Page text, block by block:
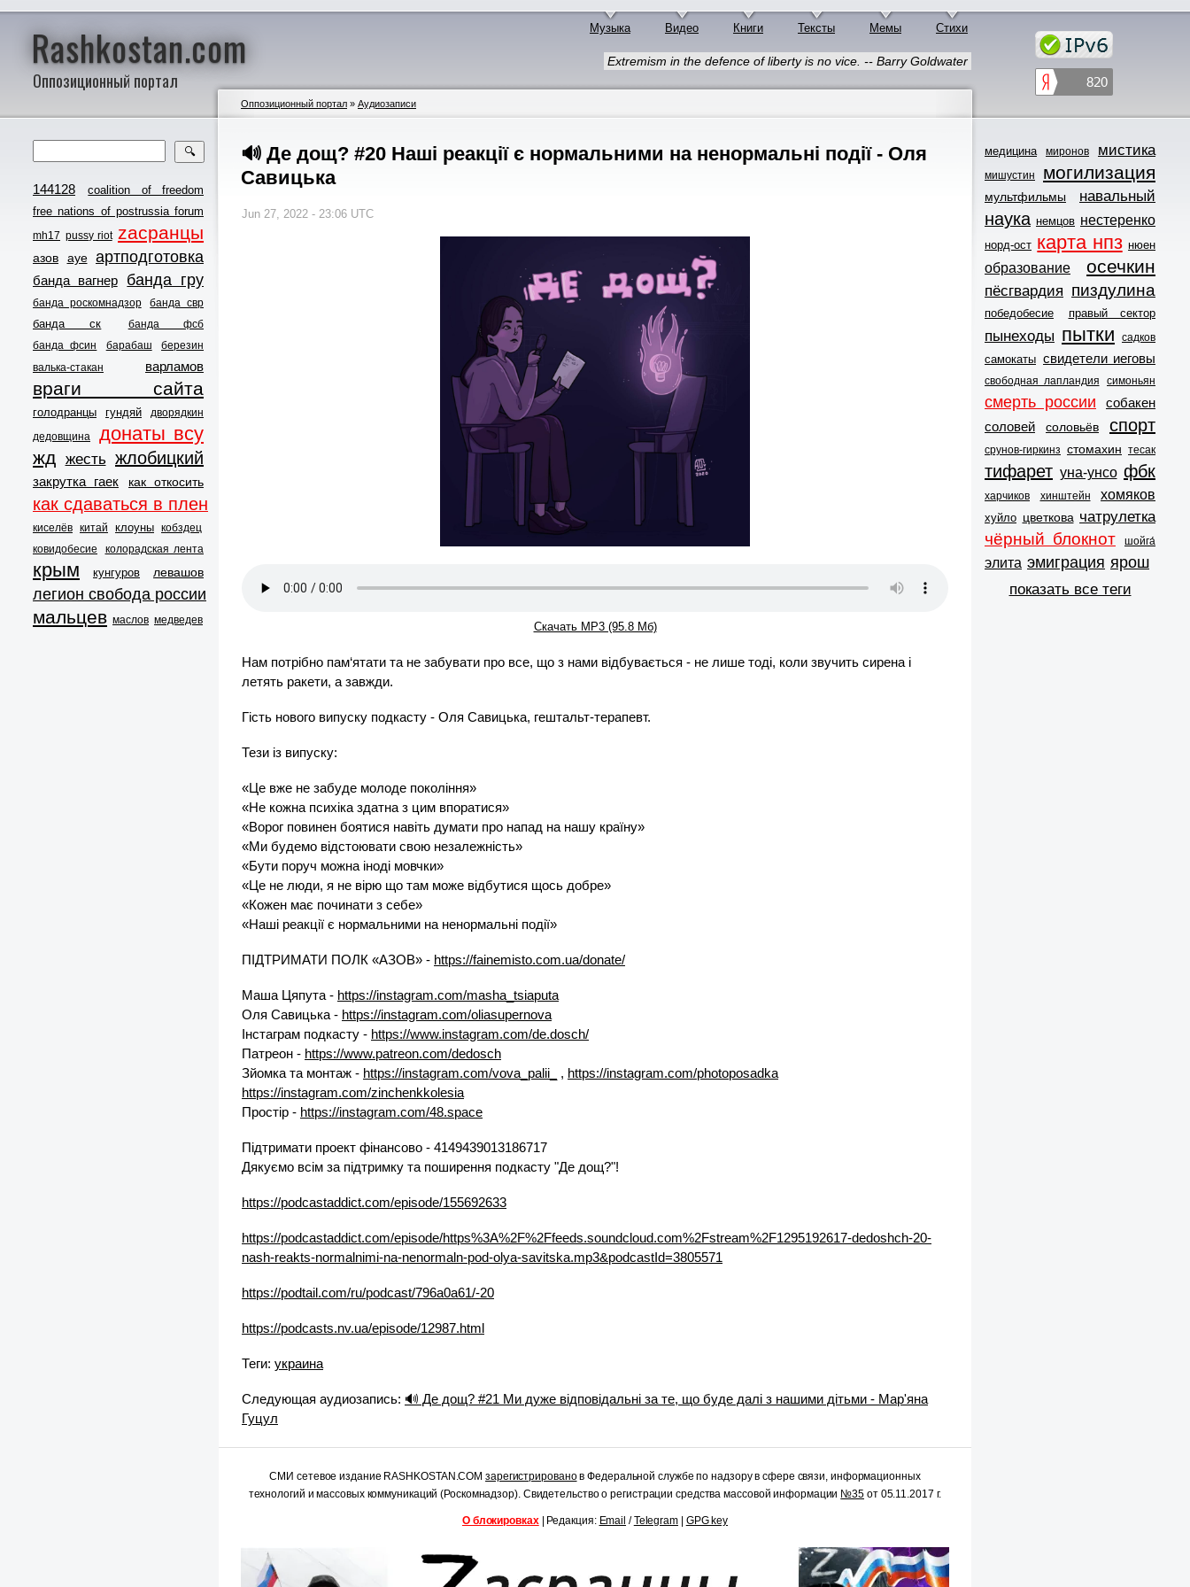
Rashkostan.com
Оппозиционный портал
Музыка Видео Книги Тексты Мемы Стихи
🔍
144128
coalition of freedom
free nations of postrussia forum
mh17 pussy riot zасранцы
азов ауе артподготовка
банда вагнер банда гру
банда роскомнадзор банда свр
банда ск
банда фсб
банда фсин
барабаш
березин
валька-стакан
варламов
враги сайта
голодранцы гундяй
дворядкин
дедовщина
донаты всу
жд жесть жлобицкий
закрутка гаек как откосить
как сдаваться в плен
киселёв китай клоуны кобздец
ковидобесие
колорадская лента
крым кунгуров левашов
легион свобода россии
мальцев маслов медведев
Extremism in the defence of liberty is no vice. -- Barry Goldwater
Оппозиционный портал » Аудиозаписи
🔊 Де дощ? #20 Наші реакції є нормальними на ненормальні події - Оля
Савицька
Jun 27, 2022 - 23:06 UTC
Скачать MP3 (95.8 Мб)
Нам потрібно пам‘ятати та не забувати про все, що з нами відбувається - не лише тоді, коли звучить сирена і
летять ракети, а завжди.
Гість нового випуску подкасту - Оля Савицька, гештальт-терапевт.
Тези із випуску:
«Це вже не забуде молоде покоління»
«Не кожна психіка здатна з цим впоратися»
«Ворог повинен боятися навіть думати про напад на нашу країну»
«Ми будемо відстоювати свою незалежність»
«Бути поруч можна іноді мовчки»
«Це не люди, я не вірю що там може відбутися щось добре»
«Кожен має починати з себе»
«Наші реакції є нормальними на ненормальні події»
ПІДТРИМАТИ ПОЛК «АЗОВ» - https://fainemisto.com.ua/donate/
Маша Цяпута - https://instagram.com/masha_tsiaputa
Оля Савицька - https://instagram.com/oliasupernova
Інстаграм подкасту - https://www.instagram.com/de.dosch/
Патреон - https://www.patreon.com/dedosch
Зйомка та монтаж - https://instagram.com/vova_palii_ , https://instagram.com/photoposadka
https://instagram.com/zinchenkkolesia
Простір - https://instagram.com/48.space
Підтримати проект фінансово - 4149439013186717
Дякуємо всім за підтримку та поширення подкасту "Де дощ?"!
https://podcastaddict.com/episode/155692633
https://podcastaddict.com/episode/https%3A%2F%2Ffeeds.soundcloud.com%2Fstream%2F1295192617-dedoshch-20-
nash-reakts-normalnimi-na-nenormaln-pod-olya-savitska.mp3&podcastId=3805571
https://podtail.com/ru/podcast/796a0a61/-20
https://podcasts.nv.ua/episode/12987.html
Теги: украина
Следующая аудиозапись: 🔊 Де дощ? #21 Ми дуже відповідальні за те, що буде далі з нашими дітьми - Мар'яна
Гуцул
СМИ сетевое издание RASHKOSTAN.COMзарегистрированов Федеральной службе по надзору в сфере связи, информационных
технологий и массовых коммуникаций (Роскомнадзор). Свидетельство о регистрации средства массовой информации №35от 05.11.2017 г.
О блокировках| Редакция: Email /Telegram| GPG key
медицина миронов мистика
мишустин могилизация
мультфильмы навальный
наука немцов нестеренко
норд-ост карта нпз нюен
образование осечкин
пёсгвардия пиздулина
победобесие правый сектор
пынеходы пытки садков
самокаты свидетели иеговы
свободная лапландия симоньян
смерть россии
собакен
соловей
соловьёв спорт
срунов-гиркинз стомахин тесак
тифарет уна-унсо фбк
харчиков хинштейн хомяков
хуйло цветкова чатрулетка
чёрный блокнот шойга́
элита эмиграция ярош
показать все теги